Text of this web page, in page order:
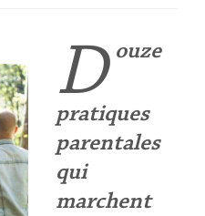
D ouze
pratiques
parentales
qui
marchent